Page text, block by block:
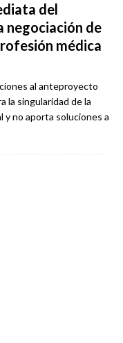
del
negociación de
médica
al anteproyecto
la singularidad de la
y no aporta soluciones a